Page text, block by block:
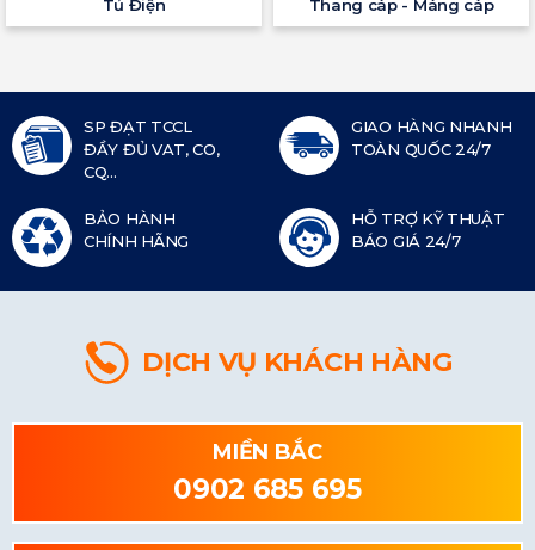
Tủ Điện Thang cáp - Máng cáp
SP ĐẠT TCCL
ĐẦY ĐỦ VAT, CO,
CQ...
GIAO HÀNG NHANH
TOÀN QUỐC 24/7
BẢO HÀNH
CHÍNH HÃNG
HỖ TRỢ KỸ THUẬT
BÁO GIÁ 24/7
DỊCH VỤ KHÁCH HÀNG
MIỀN BẮC
0902 685 695